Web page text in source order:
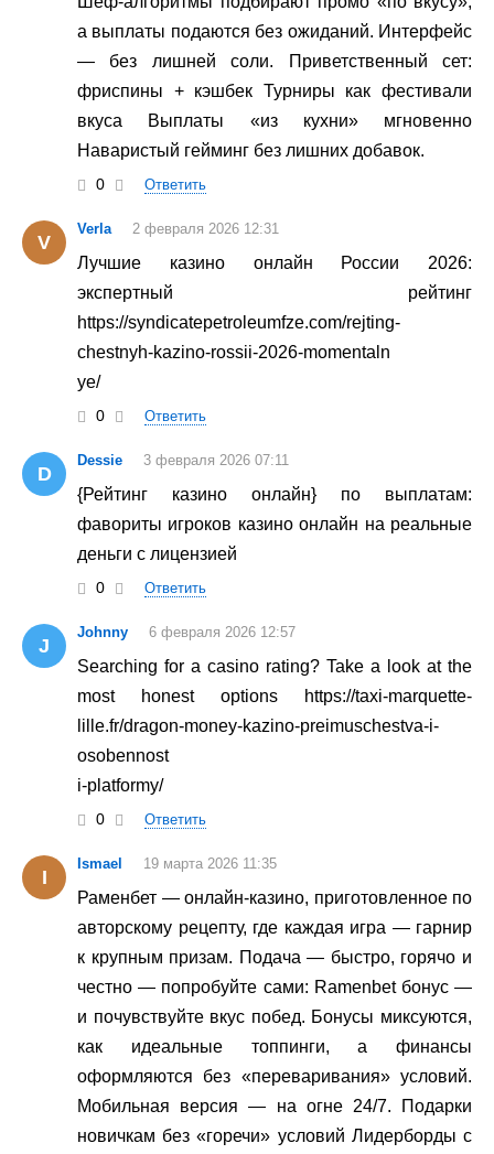
а выплаты подаются без ожиданий. Интерфейс
— без лишней соли. Приветственный сет:
фриспины + кэшбек Турниры как фестивали
вкуса Выплаты «из кухни» мгновенно
Наваристый гейминг без лишних добавок.
0 Ответить
V
Verla 2 февраля 2026 12:31
Лучшие казино онлайн России 2026:
экспертный рейтинг
https://syndicatepetroleumfze.com/rejting-
chestnyh-kazino-rossii-2026-momentaln
ye/
0 Ответить
D
Dessie 3 февраля 2026 07:11
{Рейтинг казино онлайн} по выплатам:
фавориты игроков казино онлайн на реальные
деньги с лицензией
0 Ответить
J
Johnny 6 февраля 2026 12:57
Searching for a casino rating? Take a look at the
most honest options https://taxi-marquette-
lille.fr/dragon-money-kazino-preimuschestva-i-
osobennost
i-platformy/
0 Ответить
I
Ismael 19 марта 2026 11:35
Раменбет — онлайн-казино, приготовленное по
авторскому рецепту, где каждая игра — гарнир
к крупным призам. Подача — быстро, горячо и
честно — попробуйте сами: Ramenbet бонус —
и почувствуйте вкус побед. Бонусы миксуются,
как идеальные топпинги, а финансы
оформляются без «переваривания» условий.
Мобильная версия — на огне 24/7. Подарки
новичкам без «горечи» условий Лидерборды с